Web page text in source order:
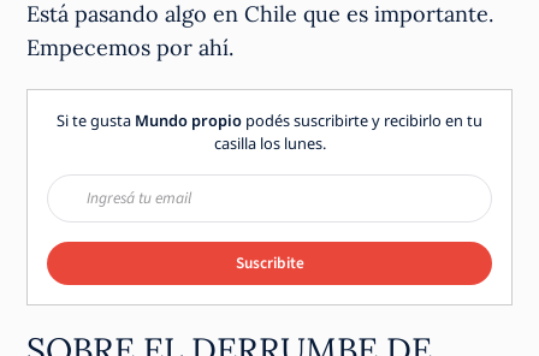
Está pasando algo en Chile que es importante.
Empecemos por ahí.
Si te gusta Mundo propio podés suscribirte y recibirlo en tu
casilla los lunes.
Suscribite